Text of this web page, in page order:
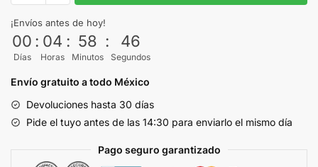
Color
Negro
Mate
NK3313
quantity
¡Envíos antes de hoy!
00
Días
: 04
Horas
: 58
Minutos
: 46
Segundos
Envío gratuito a todo México
Devoluciones hasta 30 días
Pide el tuyo antes de las 14:30 para enviarlo el mismo día
Pago seguro garantizado